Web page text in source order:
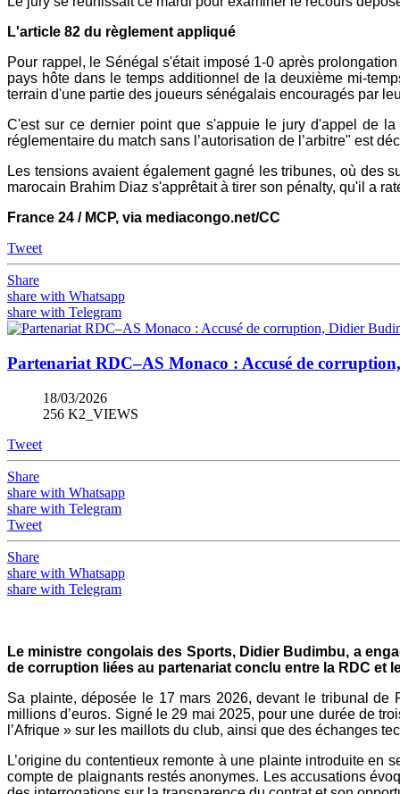
L'article 82 du règlement appliqué
Pour rappel, le Sénégal s'était imposé 1-0 après
pays hôte dans le temps additionnel de la deuxième mi-
terrain d'une partie des joueurs sénégalais encouragés par
C'est sur ce dernier point que s'appuie le jury d'appel de
réglementaire du match sans l’autorisation de l’arbitre" est
Les tensions avaient également gagné les tribunes, où des
marocain Brahim Diaz s'apprêtait à tirer son pénalty, qu'il a
France 24 / MCP, via mediacongo.net/CC
Tweet
Share
share with Whatsapp
share with Telegram
Partenariat RDC–AS Monaco : Accusé de
18/03/2026
256 K2_VIEWS
Tweet
Share
share with Whatsapp
share with Telegram
Tweet
Share
share with Whatsapp
share with Telegram
Le ministre congolais des Sports, Didier Budimbu, a
de corruption liées au partenariat conclu entre la RDC et
Sa plainte, déposée le 17 mars 2026, devant le tribunal
millions d’euros. Signé le 29 mai 2025, pour une durée de
l’Afrique » sur les maillots du club, ainsi que des échanges
L’origine du contentieux remonte à une plainte introduite en
compte de plaignants restés anonymes. Les accusations